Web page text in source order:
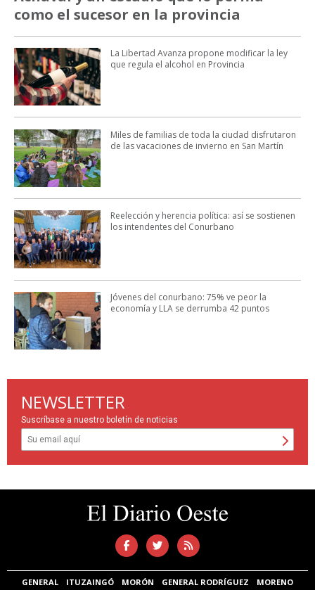
como el sucesor en la provincia
La Libertad Avanza propone modificar la ley
que regula el alcohol en Provincia
Miles de familias de toda la ciudad disfrutaron
de las vacaciones de invierno en San Martín
Reelección y herencia política: así se sostienen
los intendentes del Conurbano
Jóvenes del conurbano: 75% ve peor la
economía y LLA se derrumba 42 puntos
NEWSLETTER
Suscríbase a nuestro boletín de noticias
GENERAL ITUZAINGÓ MORÓN GENERAL RODRÍGUEZ MORENO